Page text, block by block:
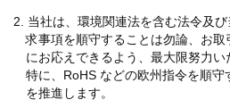
2. 当社は、環境関連法を含む法令及
求事項を順守することは勿論、お
にお応えできるよう、最大限努力い
特に、RoHS などの欧州指令を順守
を推進します。